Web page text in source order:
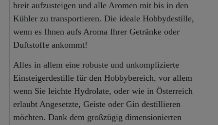
breit aufzusteigen und alle Aromen mit bis in den
Kühler zu transportieren. Die ideale Hobbydestille,
wenn es Ihnen aufs Aroma Ihrer Getränke oder
Duftstoffe ankommt!
Alles in allem eine robuste und unkomplizierte
Einsteigerdestille für den Hobbybereich, vor allem
wenn Sie leichte Hydrolate, oder wie in Österreich
erlaubt Angesetzte, Geiste oder Gin destillieren
möchten. Dank dem großzügig dimensionierten